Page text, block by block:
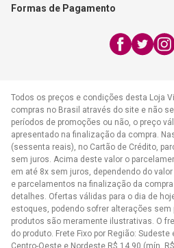
WhatsApp:
atendimento@cpad.com.br
Formas de Pagamento
Todos os preços e condições desta Loja
compras no Brasil através do site e não
períodos de promoções ou não, o preço
apresentado na finalização da compra.
(sessenta reais), no Cartão de Crédito,
sem juros. Acima deste valor o
em até 8x sem juros, dependendo do
e parcelamentos na finalização da compra
detalhes. Ofertas válidas para o dia de
estoques, podendo sofrer alterações
produtos são meramente ilustrativas. O
do produto. Frete Fixo por Região: Sudeste
Centro-Oeste e Nordeste R$ 14,90 (mín.